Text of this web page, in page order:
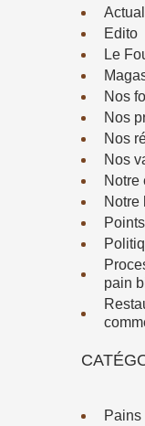
Edito
Le
Nos
Nos
Nos
Nos
Notre
Notre
pain
Pains